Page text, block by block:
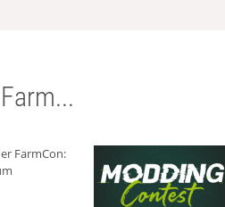
FarmCon: